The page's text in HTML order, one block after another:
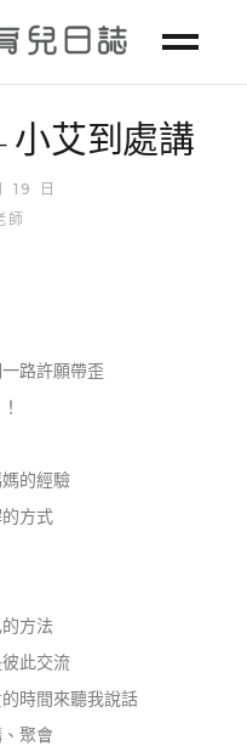
小艾到處講
19 日
師
路許願帶歪
的經驗
方式
方法
此交流
時間來聽我說話
聚會